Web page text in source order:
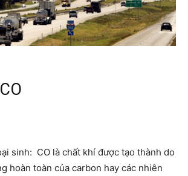
sinh: CO là chất khí được tạo thành do
hoàn toàn của carbon hay các nhiên